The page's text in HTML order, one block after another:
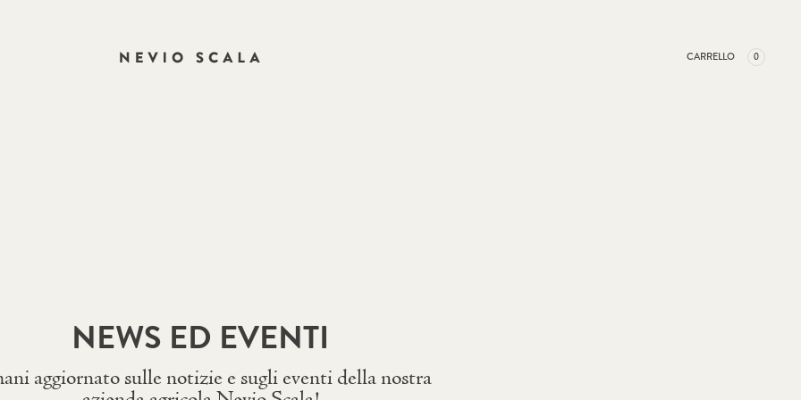
CARRELLO 0
NEWS ED EVENTI
aggiornato sulle notizie e sugli eventi della nostra